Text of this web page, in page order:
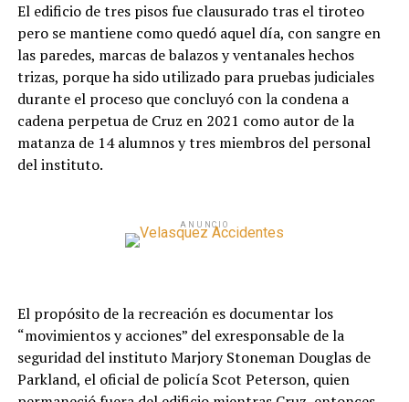
El edificio de tres pisos fue clausurado tras el tiroteo
pero se mantiene como quedó aquel día, con sangre en
las paredes, marcas de balazos y ventanales hechos
trizas, porque ha sido utilizado para pruebas judiciales
durante el proceso que concluyó con la condena a
cadena perpetua de Cruz en 2021 como autor de la
matanza de 14 alumnos y tres miembros del personal
del instituto.
ANUNCIO
El propósito de la recreación es documentar los
“movimientos y acciones” del exresponsable de la
seguridad del instituto Marjory Stoneman Douglas de
Parkland, el oficial de policía Scot Peterson, quien